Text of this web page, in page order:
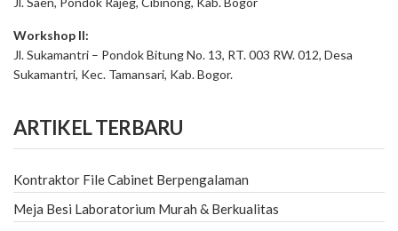
Workshop II:
Jl. Sukamantri – Pondok Bitung No. 13, RT. 003 RW. 012, Desa
Sukamantri, Kec. Tamansari, Kab. Bogor.
ARTIKEL TERBARU
Kontraktor File Cabinet Berpengalaman
Meja Besi Laboratorium Murah & Berkualitas